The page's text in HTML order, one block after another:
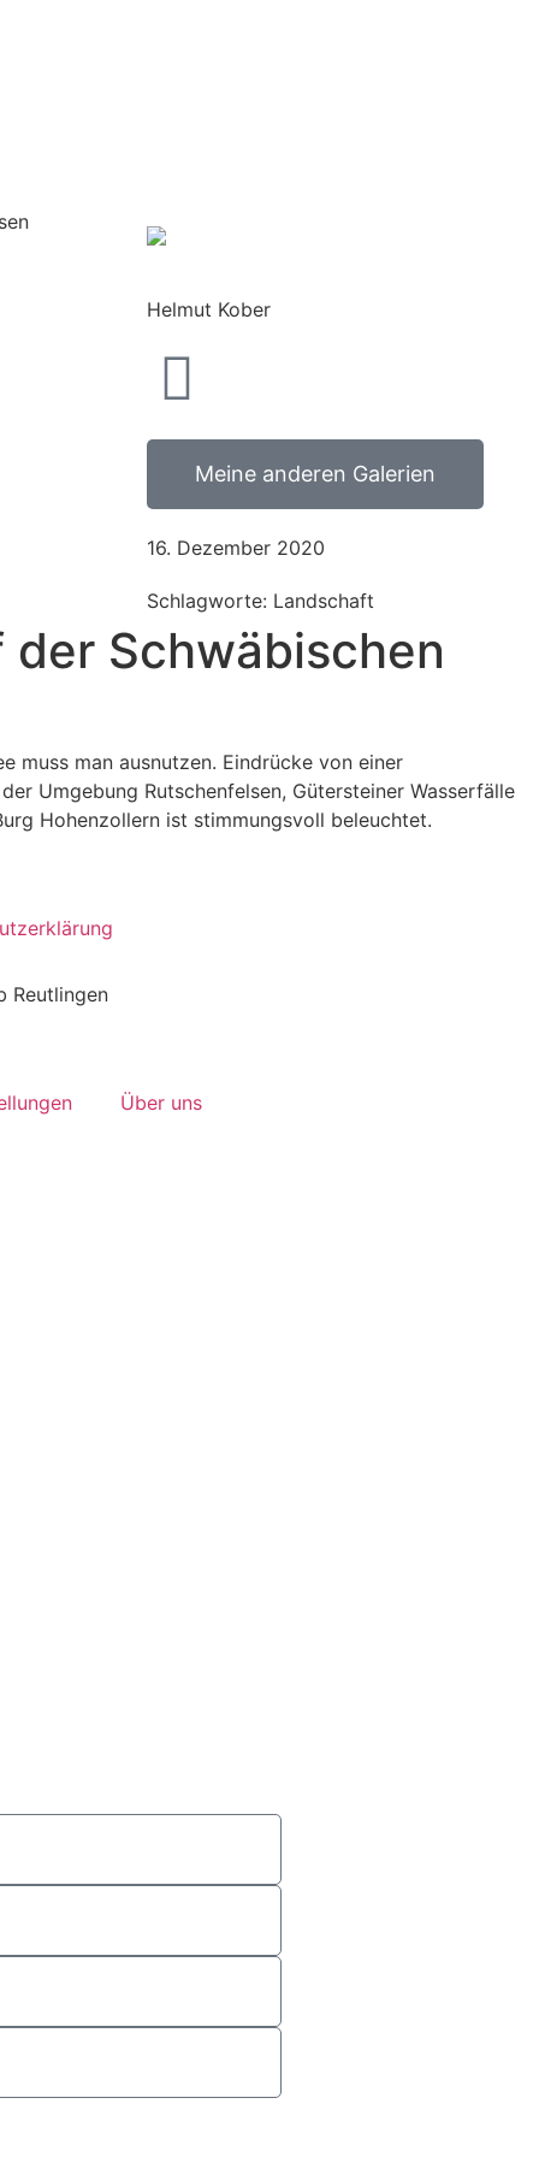
Helmut Kober
Meine anderen Galerien
16. Dezember 2020
Schlagworte: Landschaft
der Schwäbischen
muss man ausnutzen. Eindrücke von einer
Umgebung Rutschenfelsen, Gütersteiner Wasserfälle
Hohenzollern ist stimmungsvoll beleuchtet.
Reutlingen
Über uns